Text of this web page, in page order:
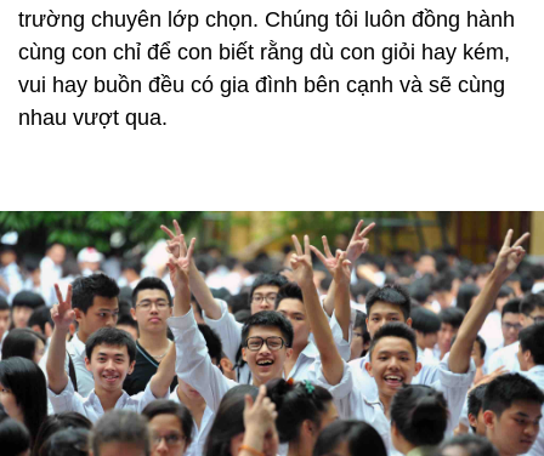
trường chuyên lớp chọn. Chúng tôi luôn đồng hành
cùng con chỉ để con biết rằng dù con giỏi hay kém,
vui hay buồn đều có gia đình bên cạnh và sẽ cùng
nhau vượt qua.